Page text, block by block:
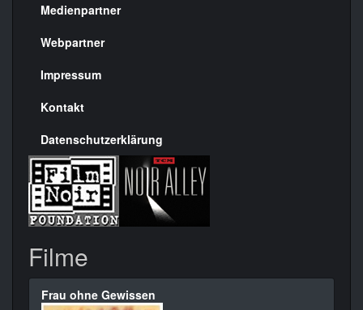
Menülinks
rechte
Seite
Medienpartner
Webpartner
Impressum
Kontakt
Datenschutzerklärung
Filme
Frau ohne Gewissen